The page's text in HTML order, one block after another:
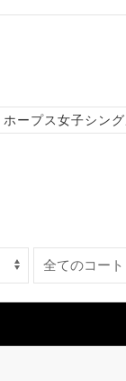
ホープス女子シング